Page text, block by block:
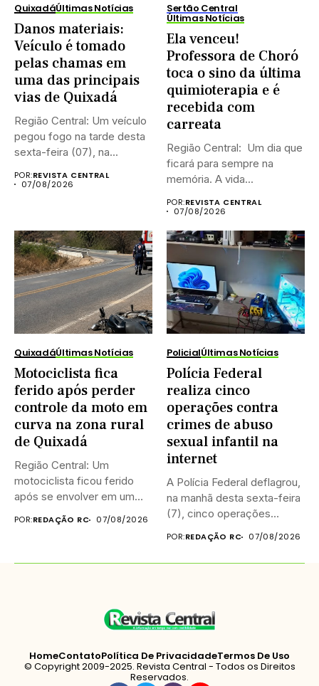
QuixadáÚltimas Notícias
Danos materiais:
Veículo é tomado
pelas chamas em
uma das principais
vias de Quixadá
Região Central: Um veículo
pegou fogo na tarde desta
sexta-feira (07), na...
POR:REVISTA CENTRAL
07/08/2026
Sertão Central
Últimas Notícias
Ela venceu!
Professora de Choró
toca o sino da última
quimioterapia e é
recebida com
carreata
Região Central: Um dia que
ficará para sempre na
memória. A vida...
POR:REVISTA CENTRAL
07/08/2026
QuixadáÚltimas Notícias
Motociclista fica
ferido após perder
controle da moto em
curva na zona rural
de Quixadá
Região Central: Um
motociclista ficou ferido
após se envolver em um
acidente...
POR:REDAÇÃO RC 07/08/2026
PolicialÚltimas Notícias
Polícia Federal
realiza cinco
operações contra
crimes de abuso
sexual infantil na
internet
A Polícia Federal deflagrou,
na manhã desta sexta-feira
(7), cinco operações
simultâneas...
POR:REDAÇÃO RC 07/08/2026
HomeContatoPolítica De PrivacidadeTermos De Uso
© Copyright 2009-2025. Revista Central - Todos os Direitos
Reservados.